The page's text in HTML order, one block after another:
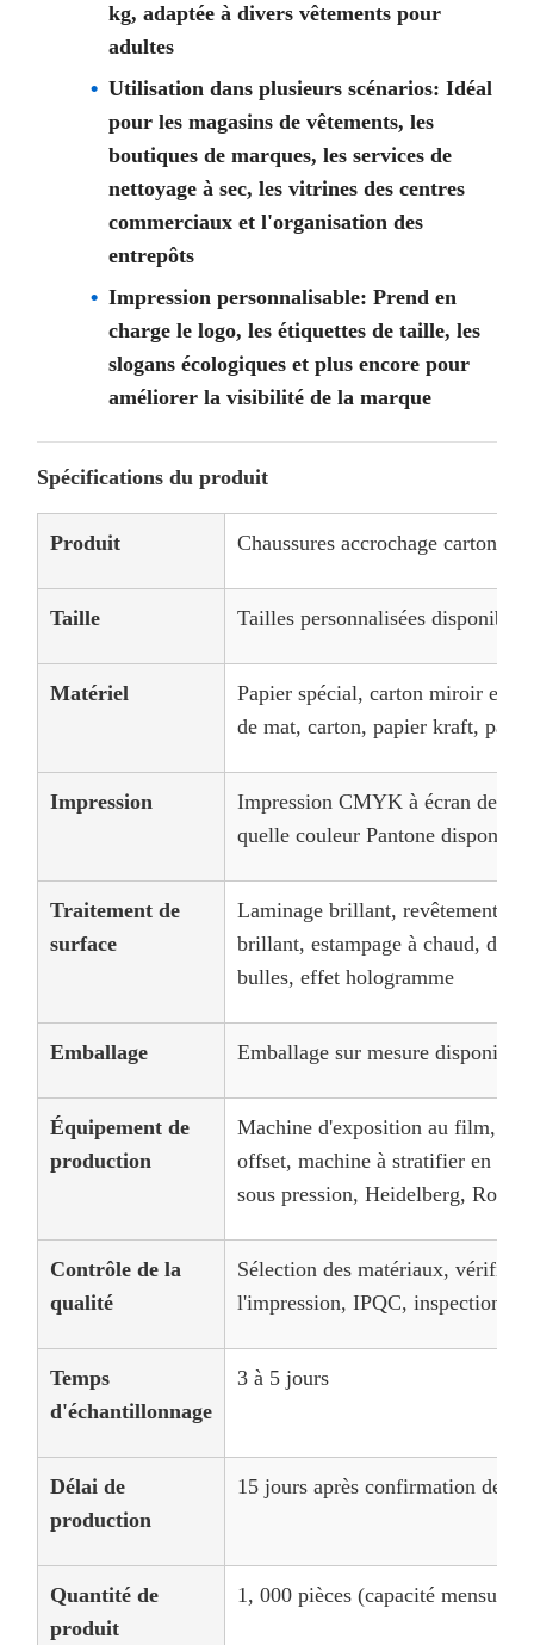
kg, adaptée à divers vêtements pour
adultes
Utilisation dans plusieurs scénarios: Idéal
pour les magasins de vêtements, les
boutiques de marques, les services de
nettoyage à sec, les vitrines des centres
commerciaux et l'organisation des
entrepôts
Impression personnalisable: Prend en
charge le logo, les étiquettes de taille, les
slogans écologiques et plus encore pour
améliorer la visibilité de la marque
Spécifications du produit
Produit Chaussures accrochage carton
Taille Tailles personnalisées disponibles
Matériel
Papier spécial, carton miroir en
de mat, carton, papier kraft,
Impression
Impression CMYK à écran de
quelle couleur Pantone disponible
Traitement de
surface
Laminage brillant, revêtement
brillant, estampage à chaud,
bulles, effet hologramme
Emballage Emballage sur mesure disponible
Équipement de
production
Machine d'exposition au film,
offset, machine à stratifier en PP,
sous pression, Heidelberg, Roland
Contrôle de la
qualité
Sélection des matériaux,
l'impression, IPQC, inspection
Temps
d'échantillonnage
3 à 5 jours
Délai de
production
15 jours après confirmation de
Quantité de
produit
1, 000 pièces (capacité